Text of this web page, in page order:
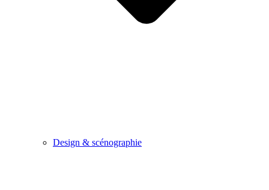
Design & scénographie